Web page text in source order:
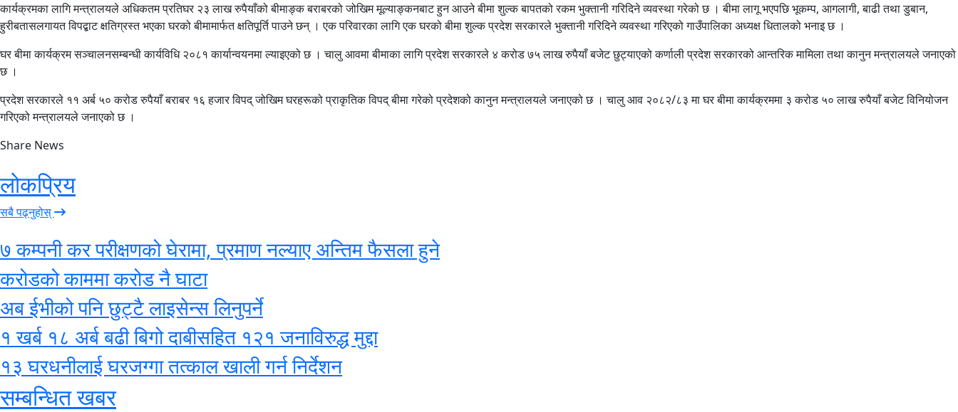
कार्यक्रमका लागि मन्त्रालयले अधिकतम प्रतिघर २३ लाख रुपैयाँको बीमाङ्क बराबरको जोखिम मूल्याङ्कनबाट हुन आउने बीमा शुल्क बापतको रकम भुक्तानी गरिदिने व्यवस्था गरेको छ । बीमा लागू भएपछि भूकम्प, आगलागी, बाढी तथा डुबान,
हुरीबतासलगायत विपद्बाट क्षतिग्रस्त भएका घरको बीमामार्फत क्षतिपूर्ति पाउने छन् । एक परिवारका लागि एक घरको बीमा शुल्क प्रदेश सरकारले भुक्तानी गरिदिने व्यवस्था गरिएको गाउँपालिका अध्यक्ष धितालको भनाइ छ ।
घर बीमा कार्यक्रम सञ्चालनसम्बन्धी कार्यविधि २०८१ कार्यान्वयनमा ल्याइएको छ । चालु आवमा बीमाका लागि प्रदेश सरकारले ४ करोड ७५ लाख रुपैयाँ बजेट छुट्याएको कर्णाली प्रदेश सरकारको आन्तरिक मामिला तथा कानुन मन्त्रालयले जनाएको
छ ।
प्रदेश सरकारले ११ अर्ब ५० करोड रुपैयाँ बराबर १६ हजार विपद् जोखिम घरहरूको प्राकृतिक विपद् बीमा गरेको प्रदेशको कानुन मन्त्रालयले जनाएको छ । चालु आव २०८२/८३ मा घर बीमा कार्यक्रममा ३ करोड ५० लाख रुपैयाँ बजेट विनियोजन
गरिएको मन्त्रालयले जनाएको छ ।
Share News
लोकप्रिय
सबै पढ्नुहोस्
७ कम्पनी कर परीक्षणको घेरामा, प्रमाण नल्याए अन्तिम फैसला हुने
करोडको काममा करोड नै घाटा
अब ईभीको पनि छुट्टै लाइसेन्स लिनुपर्ने
१ खर्ब १८ अर्ब बढी बिगो दाबीसहित १२१ जनाविरुद्ध मुद्दा
१३ घरधनीलाई घरजग्गा तत्काल खाली गर्न निर्देशन
सम्बन्धित खबर